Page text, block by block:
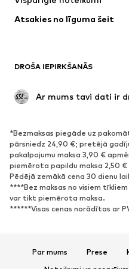
Atsakies no līguma šeit
DROŠA IEPIRKŠANĀS
Ar mums tavi dati ir
*Bezmaksas piegāde uz
pārsniedz 24,90 €; pretējā
pakalpojumu maksa 3,90 €
piemērota papildu maksa 2,50 €
Pēdējā zemākā cena 30 dienu
****Bez maksas no visiem
var tikt piemērota maksa.
******Visas cenas norādītas ar
Par mums Prese